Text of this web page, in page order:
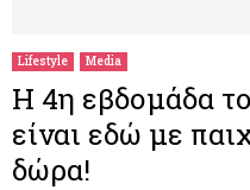
Lifestyle Media
Η 4η εβδομάδα
είναι εδώ με
δώρα!